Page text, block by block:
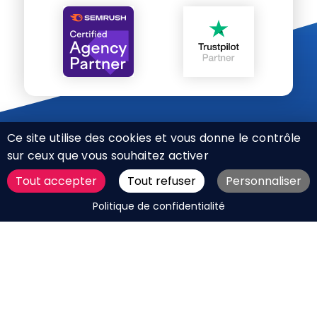
DEMANDER UN DEVIS
CHARTE RÉSEAUX SOCIAUX
MENTIONS LÉGALES
Ce site utilise des cookies et vous donne le contrôle
sur ceux que vous souhaitez activer
Tout accepter
Tout refuser Personnaliser
Politique de confidentialité